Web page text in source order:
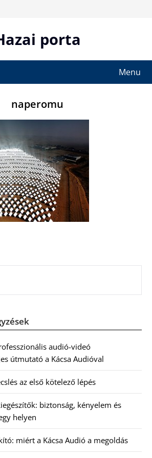
porta
Menu
naperomu
audió-videó
útmutató a Kácsa Audióval
az első kötelező lépés
biztonság, kényelem és
helyen
miért a Kácsa Audió a megoldás